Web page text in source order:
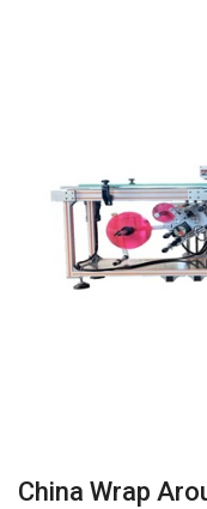
China Wrap